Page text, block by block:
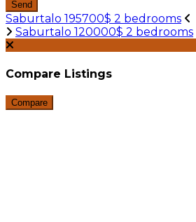
Send
Saburtalo 195700$ 2 bedrooms
Saburtalo 120000$ 2 bedrooms
Compare Listings
Compare